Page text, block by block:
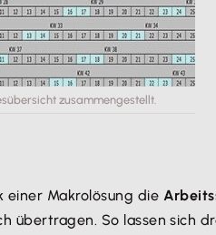
zusammengestellt.
Makrolösung die
So lassen sich